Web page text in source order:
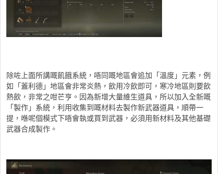
除咗上面所講嘅飢餓系統，唔同嘅地區會追加「溫度」元素，例
如「蓋利德」地區會非常炎熱，飲用冷飲即可，寒冷地區則要飲
熱飲，非常之咁芒亨。因為新增大量維生道具，所以加入全新嘅
「製作」系統，利用收集到嘅材料去製作新武器道具，順帶一
提，喺呢個模式下唔會執或買到武器，必須用新材料及其他基礎
武器合成製作。